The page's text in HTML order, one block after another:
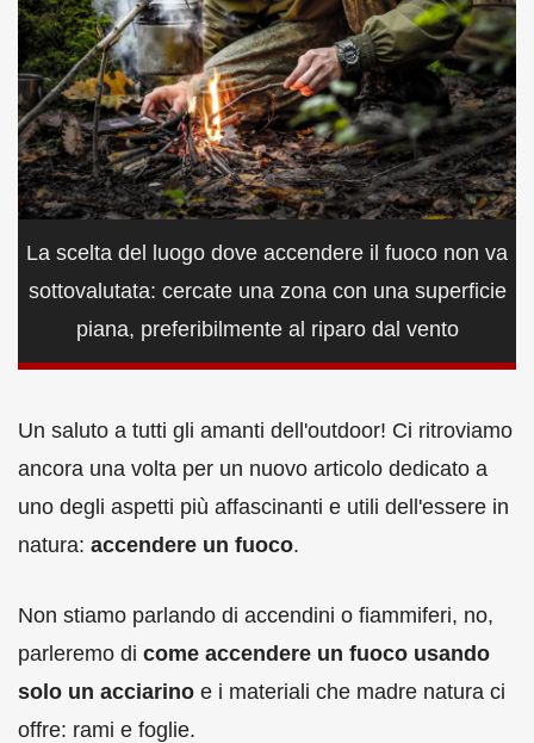
La scelta del luogo dove accendere il fuoco non va
sottovalutata: cercate una zona con una superficie
piana, preferibilmente al riparo dal vento
Un saluto a tutti gli amanti dell'outdoor! Ci ritroviamo
ancora una volta per un nuovo articolo dedicato a
uno degli aspetti più affascinanti e utili dell'essere in
natura: accendere un fuoco.
Non stiamo parlando di accendini o fiammiferi, no,
parleremo di come accendere un fuoco usando
solo un acciarino e i materiali che madre natura ci
offre: rami e foglie.